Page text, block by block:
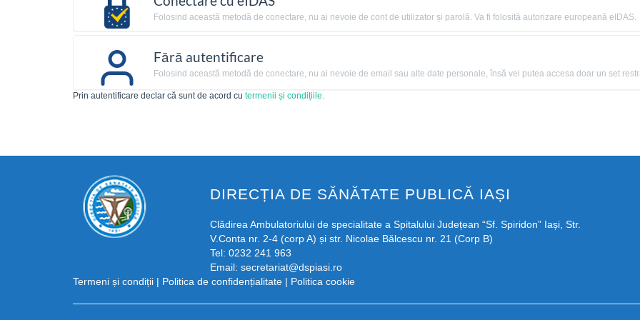
Folosind această metodă de conectare, nu ai nevoie de cont de utilizator și parolă. Va fi folosită autorizare europeană eIDAS.
Fără autentificare
Folosind această metodă de conectare, nu ai nevoie de email sau alte date personale, însă vei putea accesa doar un set
Prin autentificare declar că sunt de acord cu termenii și condițiile.
DIRECȚIA DE SĂNĂTATE PUBLICĂ IAȘI
Clădirea Ambulatoriului de specialitate a Spitalului Județean “Sf. Spiridon” Iași, Str.
V.Conta nr. 2-4 (corp A) și str. Nicolae Bălcescu nr. 21 (Corp B)
Tel: 0232 241 963
Email: secretariat@dspiasi.ro
Termeni și condiții | Politica de confidențialitate | Politica cookie